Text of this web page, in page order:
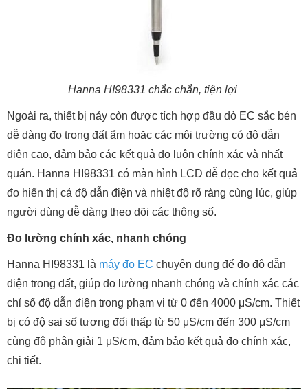
Hanna HI98331 chắc chắn, tiện lợi
Ngoài ra, thiết bị nảy còn được tích hợp đầu dò EC sắc bén
dễ dàng đo trong đất ẩm hoặc các môi trường có độ dẫn
điện cao, đảm bảo các kết quả đo luôn chính xác và nhất
quán. Hanna HI98331 có màn hình LCD dễ đọc cho kết quả
đo hiển thị cả độ dẫn điện và nhiệt độ rõ ràng cùng lúc, giúp
người dùng dễ dàng theo dõi các thông số.
Đo lường chính xác, nhanh chóng
Hanna HI98331 là máy đo EC chuyên dụng để đo độ dẫn
điện trong đất, giúp đo lường nhanh chóng và chính xác các
chỉ số độ dẫn điện trong phạm vi từ 0 đến 4000 μS/cm. Thiết
bị có độ sai số tương đối thấp từ 50 μS/cm đến 300 μS/cm
cùng độ phân giải 1 μS/cm, đảm bảo kết quả đo chính xác,
chi tiết.